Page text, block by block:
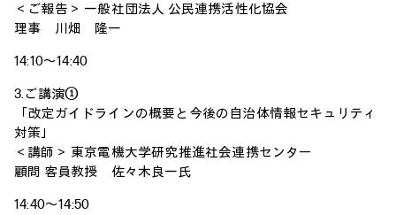
＜ご報告＞ 一般社団法人 公民連携活性化協会
理事 川畑 隆一
14:10～14:40
3.ご講演①
「改定ガイドラインの概要と今後の自治体情報セキュリティ
対策」
＜講師＞ 東京電機大学研究推進社会連携センター
顧問 客員教授 佐々木良一氏
14:40～14:50